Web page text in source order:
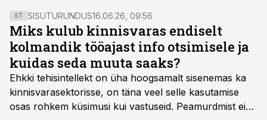
ST SISUTURUNDUS16.06.26, 09:56
Miks kulub kinnisvaras endiselt
kolmandik tööajast info otsimisele ja
kuidas seda muuta saaks?
Ehkki tehisintellekt on üha hoogsamalt sisenemas ka
kinnisvarasektorisse, on täna veel selle kasutamise
osas rohkem küsimusi kui vastuseid. Peamurdmist ei